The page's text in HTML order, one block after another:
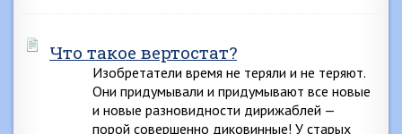
Что такое вертостат?
Изобретатели время не теряли и не теряют.
Они придумывали и придумывают все новые
и новые разновидности дирижаблей —
порой совершенно диковинные! У старых